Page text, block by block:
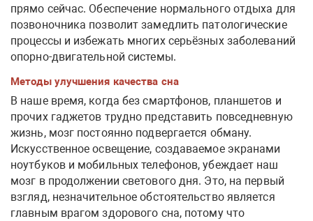
прямо сейчас. Обеспечение нормального отдыха для
позвоночника позволит замедлить патологические
процессы и избежать многих серьёзных заболеваний
опорно-двигательной системы.
Методы улучшения качества сна
В наше время, когда без смартфонов, планшетов и
прочих гаджетов трудно представить повседневную
жизнь, мозг постоянно подвергается обману.
Искусственное освещение, создаваемое экранами
ноутбуков и мобильных телефонов, убеждает наш
мозг в продолжении светового дня. Это, на первый
взгляд, незначительное обстоятельство является
главным врагом здорового сна, потому что